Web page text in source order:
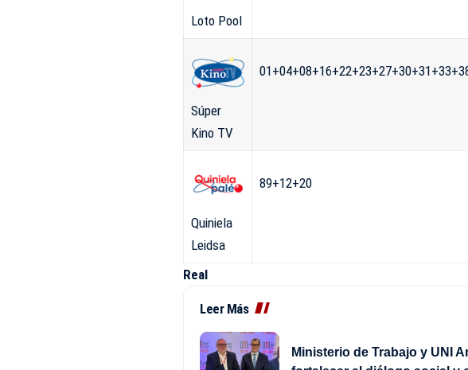
Loto Pool
Súper
Kino TV
Quiniela
Leidsa
89+12+20
Real
Leer Más
Ministerio de Trabajo y UNI